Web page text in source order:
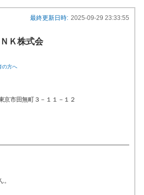
最終更新日時: 2025-09-29 23:33:55
Ｋ株式会
の方へ
京市田無町３－１１－１２